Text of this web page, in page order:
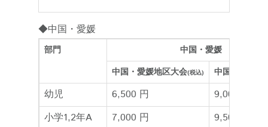
◆中国・愛媛
部門
中国・愛媛
中国・愛媛地区大会(税込) 中国ファイナ
幼児 6,500 円
9,000 円
小学1,2年A
7,000 円
9,500 円